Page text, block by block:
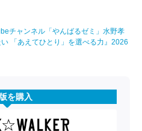
チャンネル「やんばるゼミ」水野孝
「あえてひとり」を選べる力』2026
を購入